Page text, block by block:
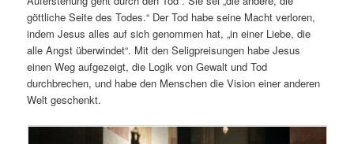
göttliche Seite des Todes.“ Der Tod habe seine Macht verloren,
indem Jesus alles auf sich genommen hat, „in einer Liebe, die
alle Angst überwindet“. Mit den Seligpreisungen habe Jesus
einen Weg aufgezeigt, die Logik von Gewalt und Tod
durchbrechen, und habe den Menschen die Vision einer anderen
Welt geschenkt.